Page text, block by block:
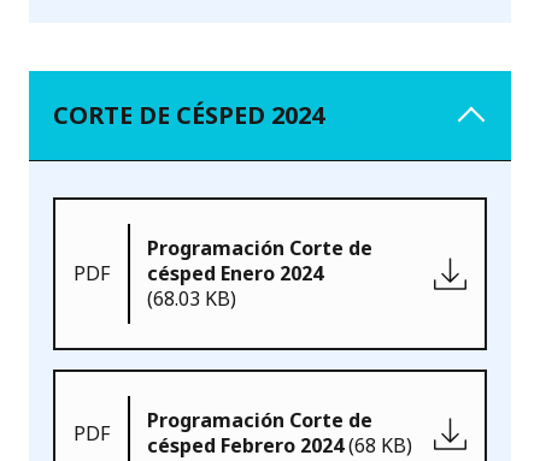
CORTE DE CÉSPED 2024
PDF
Programación Corte de
césped Enero 2024
(68.03 KB)
PDF
Programación Corte de
césped Febrero 2024(68 KB)